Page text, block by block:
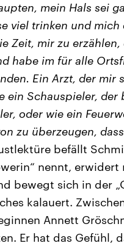
mein Hals sei
viel trinken und
Zeit, mir zu
habe im für alle
Ein Arzt, der
ein Schauspieler,
oder wie ein
zu überzeugen,
befällt
nennt,
bewegt sich in der
kalauert.
Annett
Er hat das Gefühl,